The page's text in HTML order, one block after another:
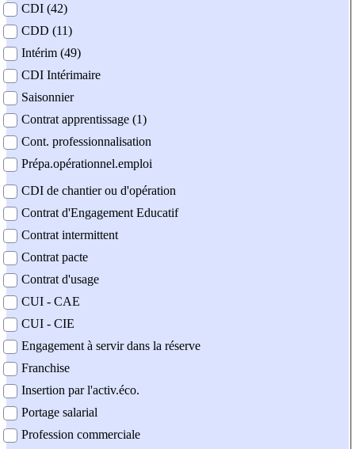
contrat
CDI (42)
CDD (11)
Intérim (49)
CDI Intérimaire
Saisonnier
Contrat apprentissage (1)
Cont. professionnalisation
Prépa.opérationnel.emploi
CDI de chantier ou d'opération
Contrat d'Engagement Educatif
Contrat intermittent
Contrat pacte
Contrat d'usage
CUI - CAE
CUI - CIE
Engagement à servir dans la réserve
Franchise
Insertion par l'activ.éco.
Portage salarial
Profession commerciale